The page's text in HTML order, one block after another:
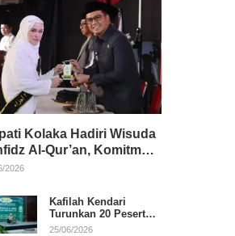
Kolaka Hadiri Wisuda
Al-Qur’an, Komitmen
Pendidikan
2026
Kafilah Kendari
Turunkan 20 Peserta
pada Hari Pertama
25/06/2026